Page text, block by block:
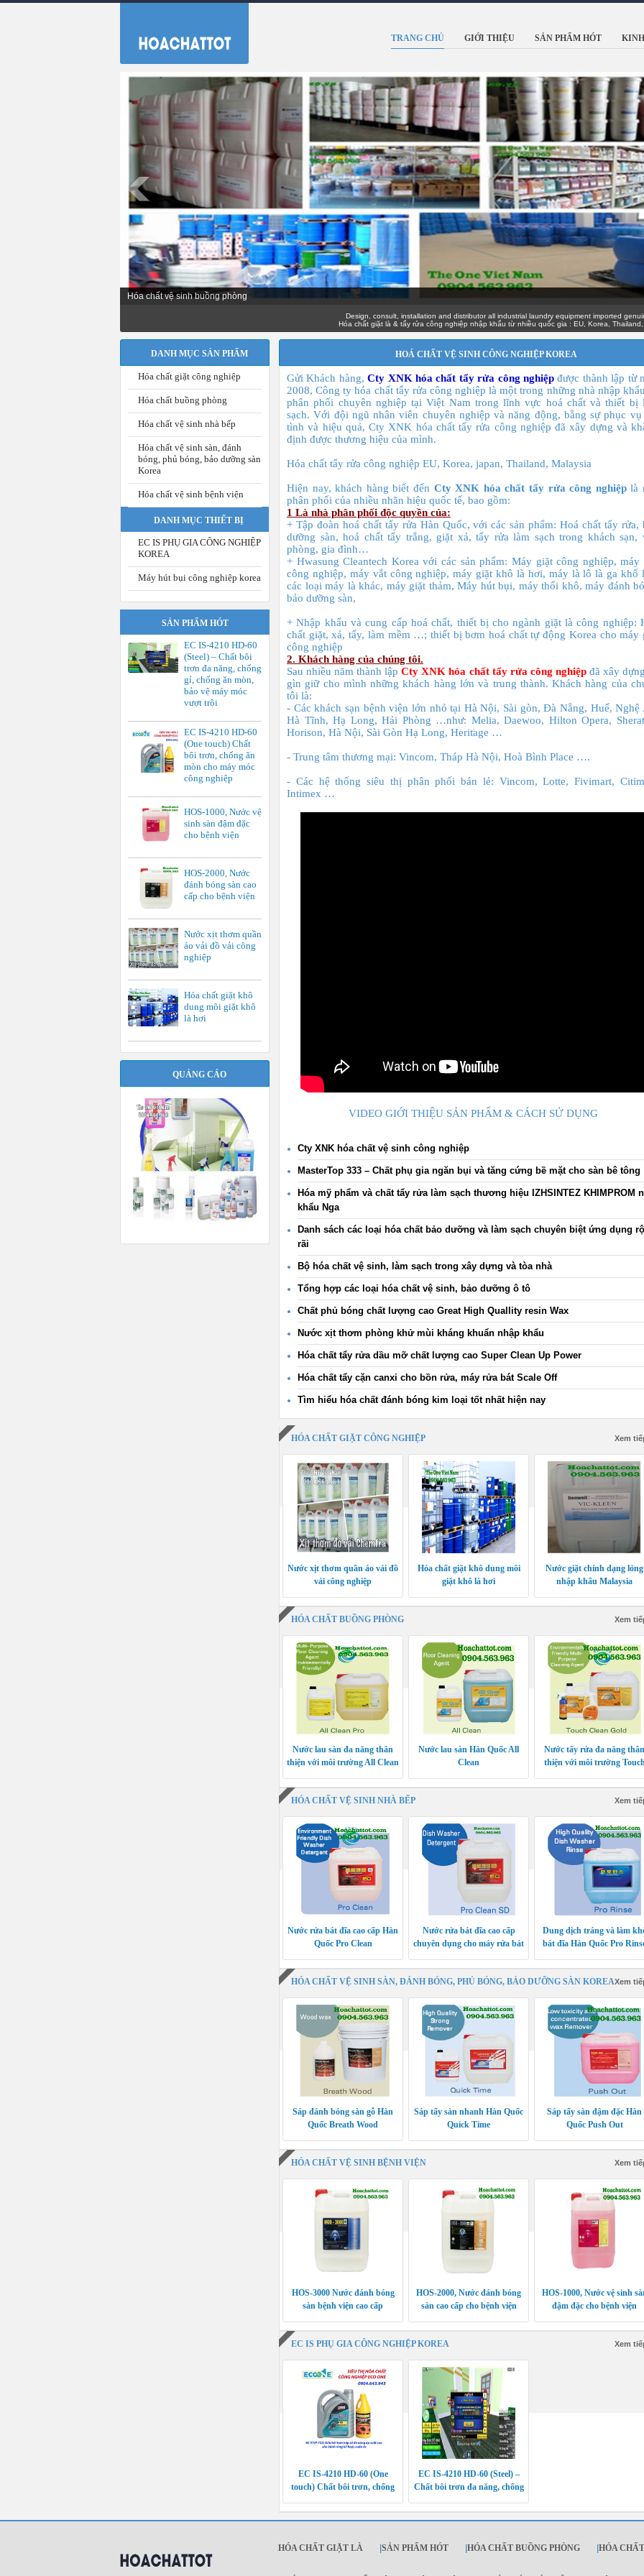
TRANG CHỦ GIỚI THIỆU SẢN PHẨM HÓT
Hóa chất vệ sinh nhà bếp
Design, consult, installation and distributor all industrial laundry equipment imported genuine with
Hóa chất giặt là & tẩy rửa công nghiệp nhập khẩu từ nhiều quốc gia : EU, Korea, Thailand,
DANH MỤC SẢN PHẨM
Hóa chất giặt công nghiệp
Hóa chất buồng phòng
Hóa chất vệ sinh nhà bếp
Hóa chất vệ sinh sàn, đánh
bóng, phủ bóng, bảo dưỡng sàn
Korea
Hóa chất vệ sinh bệnh viện
DANH MỤC THIẾT BỊ
EC IS PHỤ GIA CÔNG NGHIỆP
KOREA
Máy hút bụi công nghiệp korea
SẢN PHẨM HÓT
EC IS-4210 HD-60
(Steel) – Chất bôi
trơn đa năng, chống
gỉ, chống ăn mòn,
bảo vệ máy móc
vượt trội
EC IS-4210 HD-60
(One touch) Chất
bôi trơn, chống ăn
mòn cho máy móc
công nghiệp
HOS-1000, Nước vệ
sinh sàn đậm đặc
cho bệnh viện
HOS-2000, Nước
đánh bóng sàn cao
cấp cho bệnh viện
Nước xịt thơm quần
áo vải đồ vải công
nghiệp
Hóa chất giặt khô
dung môi giặt khô
là hơi
QUẢNG CÁO
HOÁ CHẤT VỆ SINH CÔNG NGHIỆP KOREA
Gửi Khách hàng,Cty XNK hóa chất tẩy rửa công nghiệp được thành lập từ
2008, Công ty hóa chất tẩy rửa công nghiệp là một trong những nhà nhập
phân phối chuyên nghiệp tại Việt Nam trong lĩnh vực hoá chất và thiết bị
sạch. Với đội ngũ nhân viên chuyên nghiệp và năng động, bằng sự phục vụ
tình và hiệu quả, Cty XNK hóa chất tẩy rửa công nghiệp đã xây dựng và
định được thương hiệu của mình.
Hóa chất tẩy rửa công nghiệp EU, Korea, japan, Thailand, Malaysia
Hiện nay, khách hàng biết đến Cty XNK hóa chất tẩy rửa công nghiệplà
phân phối của nhiều nhãn hiệu quốc tế, bao gồm:
1 Là nhà phân phối độc quyền của:
+ Tập đoàn hoá chất tẩy rửa Hàn Quốc, với các sản phẩm: Hoá chất tẩy rửa,
dưỡng sàn, hoá chất tẩy trắng, giặt xả, tẩy rửa làm sạch trong khách sạn,
phòng, gia đình…
+ Hwasung Cleantech Korea với các sản phẩm: Máy giặt công nghiệp, máy
công nghiệp, máy vắt công nghiệp, máy giặt khô là hơi, máy là lô là ga khổ
các loại máy là khác, máy giặt thảm, Máy hút bụi, máy thổi khô, máy đánh
bảo dưỡng sàn,
+ Nhập khẩu và cung cấp hoá chất, thiết bị cho ngành giặt là công nghiệp:
chất giặt, xả, tẩy, làm mềm …; thiết bị bơm hoá chất tự động Korea cho máy
công nghiệp
2. Khách hàng của chúng tôi.
Sau nhiều năm thành lậpCty XNK hóa chất tẩy rửa công nghiệpđã xây
gìn giữ cho mình những khách hàng lớn và trung thành. Khách hàng của
tôi là:
- Các khách sạn bệnh viện lớn nhỏ tại Hà Nội, Sài gòn, Đà Nẵng, Huế, Nghệ
Hà Tĩnh, Hạ Long, Hải Phòng …như: Melia, Daewoo, Hilton Opera,
Horison, Hà Nội, Sài Gòn Hạ Long, Heritage …
- Trung tâm thương mại: Vincom, Tháp Hà Nội, Hoà Bình Place ….
- Các hệ thống siêu thị phân phối bán lẻ: Vincom, Lotte, Fivimart,
Intimex …
VIDEO GIỚI THIỆU SẢN PHẨM & CÁCH SỬ DỤNG
Cty XNK hóa chất vệ sinh công nghiệp
MasterTop 333 – Chất phụ gia ngăn bụi và tăng cứng bề mặt cho sàn bê tông
Hóa mỹ phẩm và chất tẩy rửa làm sạch thương hiệu IZHSINTEZ KHIMPROM
khẩu Nga
Danh sách các loại hóa chất bảo dưỡng và làm sạch chuyên biệt ứng dụng
rãi
Bộ hóa chất vệ sinh, làm sạch trong xây dựng và tòa nhà
Tổng hợp các loại hóa chất vệ sinh, bảo dưỡng ô tô
Chất phủ bóng chất lượng cao Great High Quallity resin Wax
Nước xịt thơm phòng khử mùi kháng khuẩn nhập khẩu
Hóa chất tẩy rửa dầu mỡ chất lượng cao Super Clean Up Power
Hóa chất tẩy cặn canxi cho bồn rửa, máy rửa bát Scale Off
Tìm hiểu hóa chất đánh bóng kim loại tốt nhất hiện nay
HÓA CHẤT GIẶT CÔNG NGHIỆP Xem
Nước xịt thơm quần áo vải đồ
vải công nghiệp
Hóa chất giặt khô dung môi
giặt khô là hơi
Nước giặt chính dạng lỏng
nhập khẩu Malaysia
HÓA CHẤT BUỒNG PHÒNG Xem
Nước lau sàn đa năng thân
thiện với môi trường All Clean
Nước lau sàn Hàn Quốc All
Clean
Nước tẩy rửa đa năng thân
thiện với môi trường
HÓA CHẤT VỆ SINH NHÀ BẾP Xem
Nước rửa bát đĩa cao cấp Hàn
Quốc Pro Clean
Nước rửa bát đĩa cao cấp
chuyên dụng cho máy rửa bát
Dung dịch tráng và làm
bát đĩa Hàn Quốc Pro
HÓA CHẤT VỆ SINH SÀN, ĐÁNH BÓNG, PHỦ BÓNG, BẢO DƯỠNG SÀN KOREAXem
Sáp đánh bóng sàn gỗ Hàn
Quốc Breath Wood
Sáp tẩy sàn nhanh Hàn Quốc
Quick Time
Sáp tẩy sàn đậm đặc Hàn
Quốc Push Out
HÓA CHẤT VỆ SINH BỆNH VIỆN Xem
HOS-3000 Nước đánh bóng
sàn bệnh viện cao cấp
HOS-2000, Nước đánh bóng
sàn cao cấp cho bệnh viện
HOS-1000, Nước vệ sinh
đậm đặc cho bệnh viện
EC IS PHỤ GIA CÔNG NGHIỆP KOREA Xem
EC IS-4210 HD-60 (One
touch) Chất bôi trơn, chống
nghiệp
EC IS-4210 HD-60 (Steel) –
Chất bôi trơn đa năng, chống
móc vượt trội
HÓA CHẤT GIẶT LÀ SẢN PHẨM HÓT HÓA CHẤT BUỒNG PHÒNG HÓA